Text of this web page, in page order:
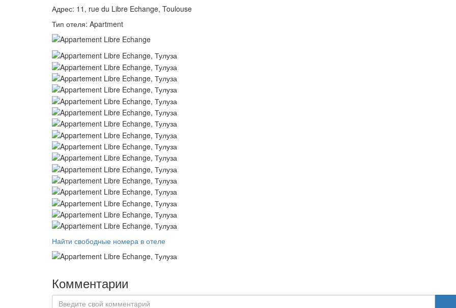
Адрес: 11, rue du Libre Echange, Toulouse
Тип отеля: Apartment
Найти свободные номера в отеле
Комментарии